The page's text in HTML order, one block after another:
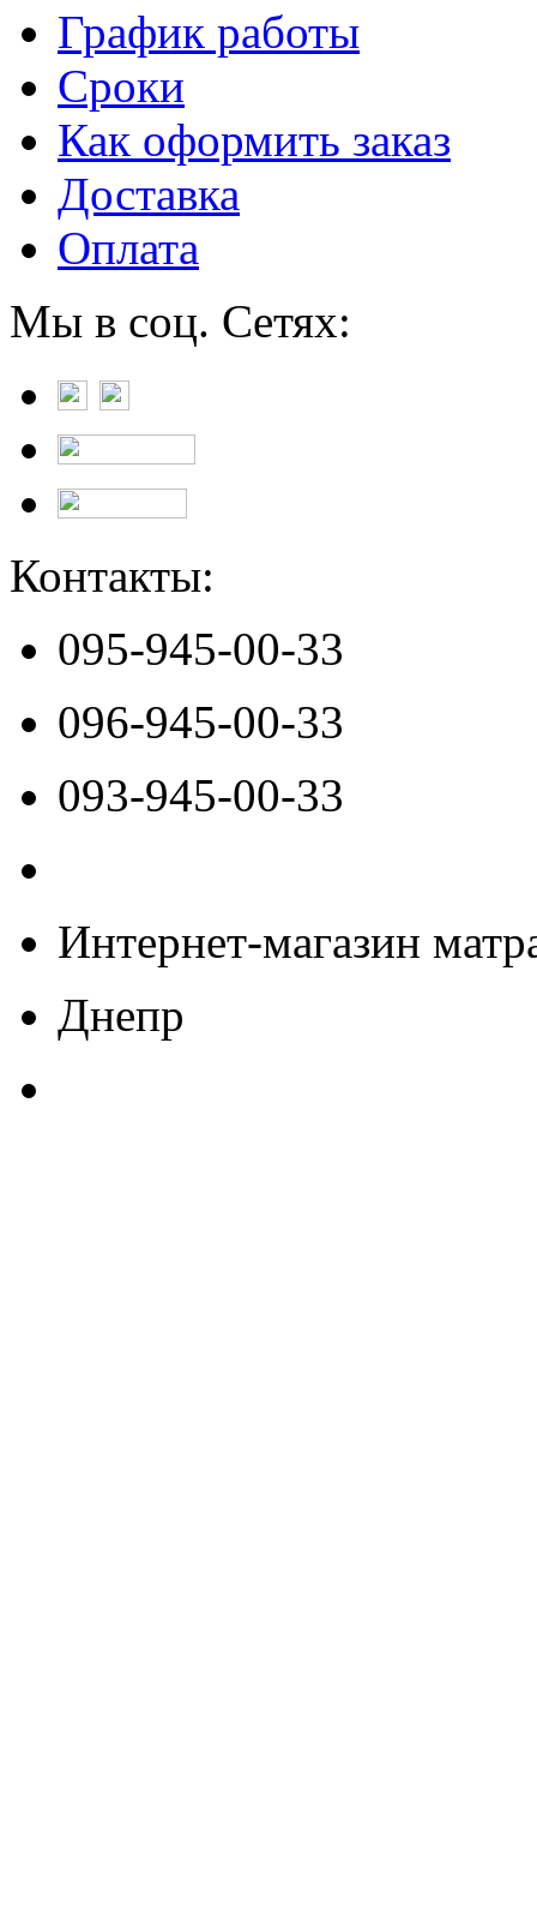
График работы
Сроки
Как оформить заказ
Доставка
Оплата
Мы в соц. Сетях:
Контакты:
095-945-00-33
096-945-00-33
093-945-00-33
Интернет-магазин
Днепр